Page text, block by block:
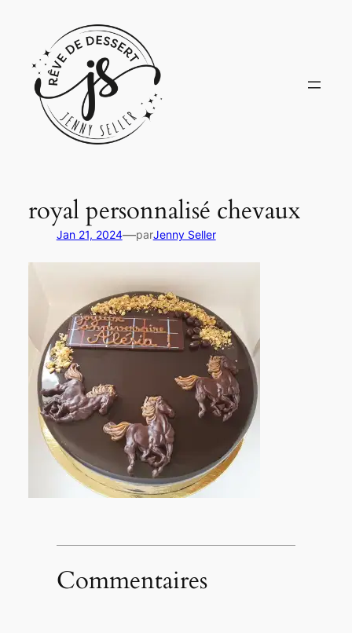
contenu
royal personnalisé chevaux
Jan 21, 2024—parJenny Seller
Commentaires